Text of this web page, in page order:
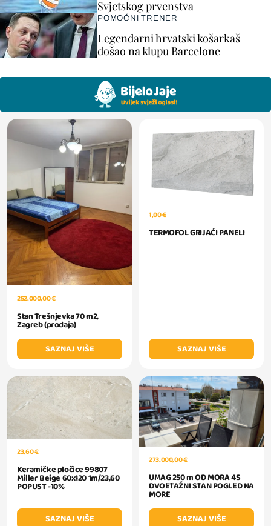
Svjetskog prvenstva
POMOĆNI TRENER
Legendarni hrvatski košarkaš
došao na klupu Barcelone
252.000,00 €
Stan Trešnjevka 70 m2,
Zagreb (prodaja)
SAZNAJ VIŠE
1,00 €
TERMOFOL GRIJAĆI PANELI
SAZNAJ VIŠE
23,60 €
Keramičke pločice 99807
Miller Beige 60x120 1m/23,60
POPUST -10%
SAZNAJ VIŠE
273.000,00 €
UMAG 250 m OD MORA 4S
DVOETAŽNI STAN POGLED NA
MORE
SAZNAJ VIŠE